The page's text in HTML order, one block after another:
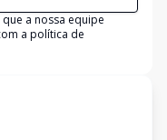
a nossa equipe
a política de